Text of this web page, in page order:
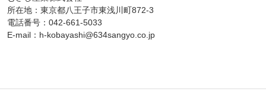
所在地：東京都八王子市東浅川町872-3
電話番号：042-661-5033
E-mail：h-kobayashi@634sangyo.co.jp